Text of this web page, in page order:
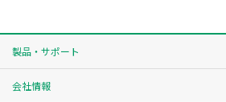
製品・サポート
会社情報